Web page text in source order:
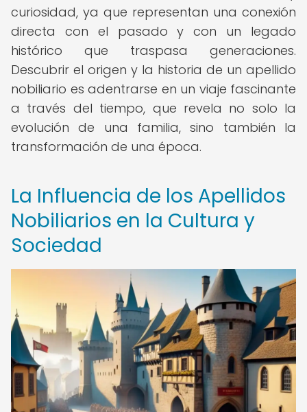
curiosidad, ya que representan una conexión
directa con el pasado y con un legado
histórico que traspasa generaciones.
Descubrir el origen y la historia de un apellido
nobiliario es adentrarse en un viaje fascinante
a través del tiempo, que revela no solo la
evolución de una familia, sino también la
transformación de una época.
La Influencia de los Apellidos
Nobiliarios en la Cultura y
Sociedad